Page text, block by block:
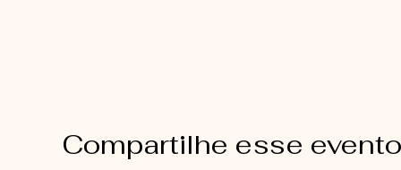
Compartilhe esse evento